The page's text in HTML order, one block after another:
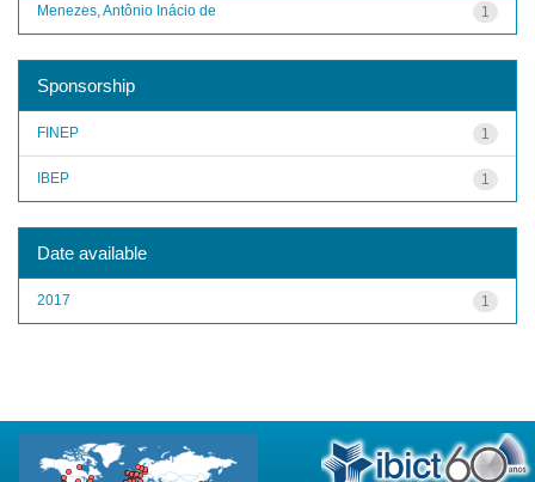
1
Menezes, Antônio Inácio de
Sponsorship
1
FINEP
1
IBEP
Date available
1
2017